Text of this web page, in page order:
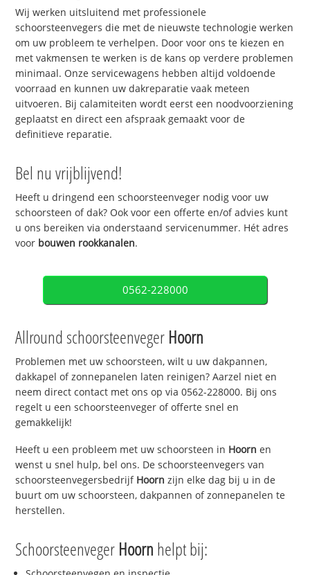
Wij werken uitsluitend met professionele
schoorsteenvegers die met de nieuwste technologie werken
om uw probleem te verhelpen. Door voor ons te kiezen en
met vakmensen te werken is de kans op verdere problemen
minimaal. Onze servicewagens hebben altijd voldoende
voorraad en kunnen uw dakreparatie vaak meteen
uitvoeren. Bij calamiteiten wordt eerst een noodvoorziening
geplaatst en direct een afspraak gemaakt voor de
definitieve reparatie.
Bel nu vrijblijvend!
Heeft u dringend een schoorsteenveger nodig voor uw
schoorsteen of dak? Ook voor een offerte en/of advies kunt
u ons bereiken via onderstaand servicenummer. Hét adres
voor bouwen rookkanalen.
0562-228000
Allround schoorsteenveger Hoorn
Problemen met uw schoorsteen, wilt u uw dakpannen,
dakkapel of zonnepanelen laten reinigen? Aarzel niet en
neem direct contact met ons op via 0562-228000. Bij ons
regelt u een schoorsteenveger of offerte snel en
gemakkelijk!
Heeft u een probleem met uw schoorsteen in Hoorn en
wenst u snel hulp, bel ons. De schoorsteenvegers van
schoorsteenvegersbedrijf Hoorn zijn elke dag bij u in de
buurt om uw schoorsteen, dakpannen of zonnepanelen te
herstellen.
Schoorsteenveger Hoorn helpt bij: